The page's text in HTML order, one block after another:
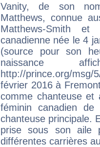
Vanity, de son
Matthews, connue
Matthews-Smith
canadienne née le 4
(source pour son
naissance
http://prince.org/
février 2016 à
comme chanteuse
féminin canadien
chanteuse principale.
prise sous son
différentes carrières